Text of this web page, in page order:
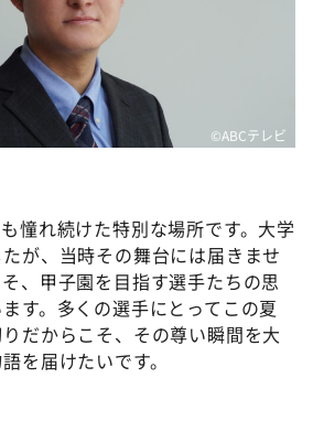
©ABCテレビ
憧れ続けた特別な場所です。大学
が、当時その舞台には届きませ
、甲子園を目指す選手たちの思
す。多くの選手にとってこの夏
だからこそ、その尊い瞬間を大
を届けたいです。